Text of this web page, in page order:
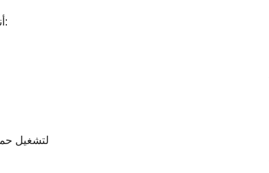
، أنت تستطيع:
لتشغيل